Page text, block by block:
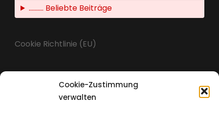
Cookie-Zustimmung
verwalten
.......... Beliebte Beiträge
Cookie Richtlinie (EU)